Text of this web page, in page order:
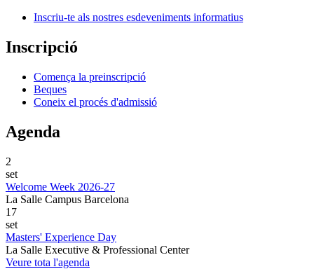
Inscriu-te als nostres esdeveniments informatius
Inscripció
Comença la preinscripció
Beques
Coneix el procés d'admissió
Agenda
2
set
Welcome Week 2026-27
La Salle Campus Barcelona
17
set
Masters' Experience Day
La Salle Executive & Professional Center
Veure tota l'agenda